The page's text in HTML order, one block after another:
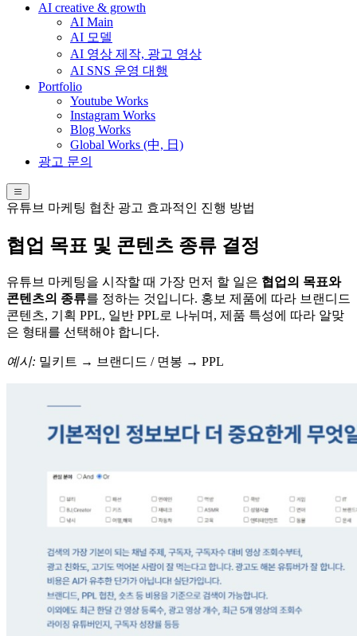
AI creative & growth
AI Main
AI 모델
AI 영상 제작, 광고 영상
AI SNS 운영 대행
Portfolio
Youtube Works
Instagram Works
Blog Works
Global Works (中, 日)
광고 문의
유튜브 마케팅 협찬 광고 효과적인 진행 방법
협업 목표 및 콘텐츠 종류 결정
유튜브 마케팅을 시작할 때 가장 먼저 할 일은 협업의 목표와
콘텐츠의 종류를 정하는 것입니다. 홍보 제품에 따라 브랜디드
콘텐츠, 기획 PPL, 일반 PPL로 나뉘며, 제품 특성에 따라 알맞
은 형태를 선택해야 합니다.
예시: 밀키트 → 브랜디드 / 면봉 → PPL